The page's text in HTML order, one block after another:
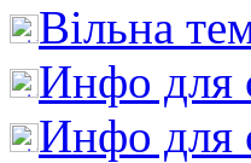
Вільна
Инфо для
Инфо для